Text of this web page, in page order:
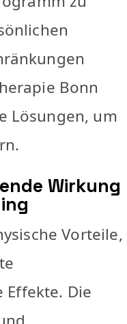
Bonn
Lösungen, um
Wirkung
Vorteile,
Die